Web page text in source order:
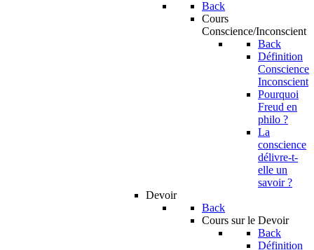
Back
Cours
Conscience/Inconscient
Back
Définition
Conscience
Inconscient
Pourquoi
Freud en
philo ?
La
conscience
délivre-t-
elle un
savoir ?
Devoir
Back
Cours sur le Devoir
Back
Définition